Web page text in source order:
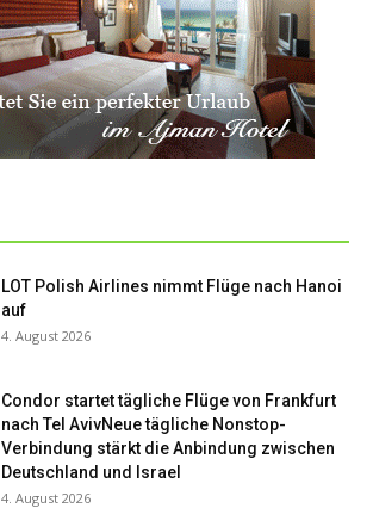
LOT Polish Airlines nimmt Flüge nach Hanoi
auf
4. August 2026
Condor startet tägliche Flüge von Frankfurt
nach Tel AvivNeue tägliche Nonstop-
Verbindung stärkt die Anbindung zwischen
Deutschland und Israel
4. August 2026